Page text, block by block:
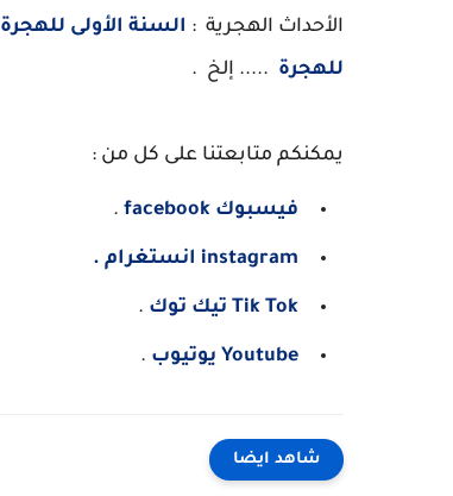
الأحداث الهجرية : السنة الأولى للهجرة
للهجرة ..... إلخ .
يمكنكم متابعتنا على كل من :
فيسبوك facebook .
instagram انستغرام .
Tik Tok تيك توك .
Youtube يوتيوب .
شاهد ايضا